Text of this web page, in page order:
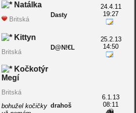
Natálka
Britská
Dasty
24.4.11
19:27
Kittyn
Britská
D@N!€L
25.2.13
14:50
Kočkotýr
Megí
Britská
bohužel kočičky drahoš
6.1.13
08:11